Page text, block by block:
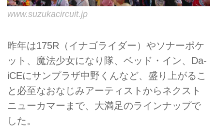
www.suzukacircuit.jp
昨年は175R（イナゴライダー）やソナーポケ
ット、魔法少女になり隊、ベッド・イン、Da-
iCEにサンプラザ中野くんなど、盛り上がるこ
と必至なおなじみアーティストからネクスト
ニューカマーまで、大満足のラインナップで
した。